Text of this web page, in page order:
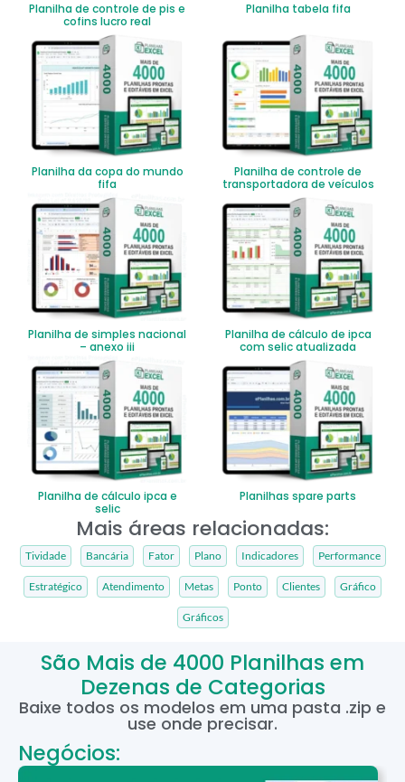
Planilha de controle de pis e
cofins lucro real
Planilha tabela fifa
Planilha da copa do mundo
fifa
Planilha de controle de
transportadora de veículos
Planilha de simples nacional
– anexo iii
Planilha de cálculo de ipca
com selic atualizada
Planilha de cálculo ipca e
selic
Planilhas spare parts
Mais áreas relacionadas:
Tividade Bancária Fator Plano Indicadores Performance
Estratégico Atendimento Metas Ponto Clientes Gráfico
Gráficos
São Mais de 4000 Planilhas em
Dezenas de Categorias
Baixe todos os modelos em uma pasta .zip e
use onde precisar.
Negócios: